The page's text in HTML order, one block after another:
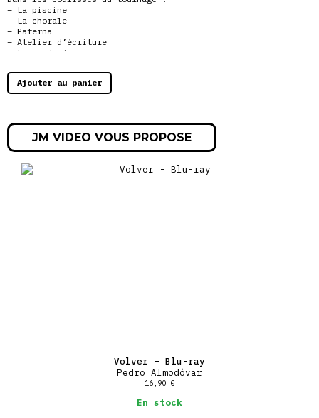
– La piscine
– La chorale
– Paterna
– Atelier d’écriture
– Leçon de jeu
Ajouter au panier
JM VIDEO VOUS PROPOSE
Volver – Blu-ray
Pedro Almodóvar
16,90 €
En stock